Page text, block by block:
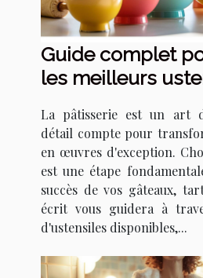
Guide complet
les meilleurs
La pâtisserie est un art
détail compte pour
en œuvres d'exception.
est une étape
succès de vos gâteaux,
écrit vous guidera à
d'ustensiles disponibles,...